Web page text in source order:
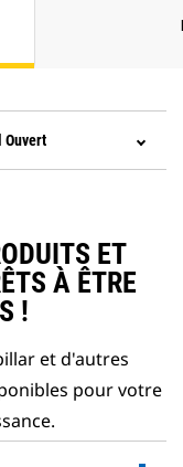
Ouvert
ET
À ÊTRE
!
et d'autres
pour votre